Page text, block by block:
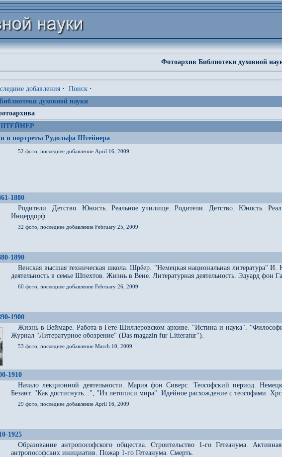
Фотоархив Библиотеки духовной
добавления · Поиск ·
духовной науки
и портреты Рудольфа Штейнера
52 фото, последнее добавление April 16, 2009
1880
Родители. Детство. Юность. Реальное училище. Родители. Детство. Юность.
Инцердорф.
32 фото, последнее добавление February 25, 2009
1890
Венская высшая техническая школа. Шрёер. "Немецкая национальная литература" И.
деятельность в семье Шпехтов. Жизнь в Вене. Литературная деятельность. Эдуард фон
60 фото, последнее добавление February 26, 2009
1900
Жизнь в Веймаре. Работа в Гете-Шиллеровском архиве. "Истина и наука".
Журнал "Литературное обозрение" (Das magazin fur Litteratur").
53 фото, последнее добавление March 10, 2009
1910
Начало лекционной деятельности. Мария фон Сиверс. Теософский период.
Безант. "Как достигнуть...", "Из летописи мира". Идейное расхождение с теософами.
29 фото, последнее добавление April 16, 2009
1925
Образование антропософского общества. Строительство 1-го Гетеанума.
антропософских инициатив. Пожар 1-го Гетеанума. Смерть.